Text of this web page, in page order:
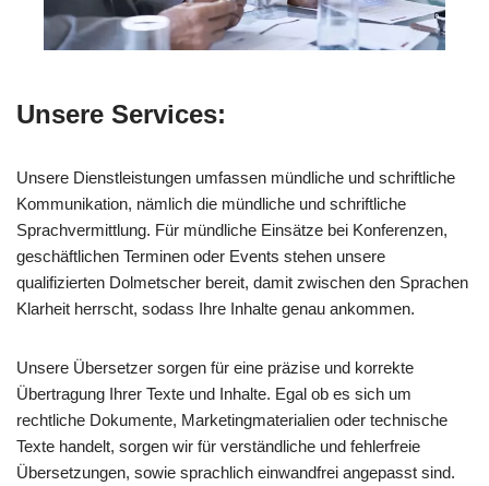
Unsere Services:
Unsere Dienstleistungen umfassen mündliche und schriftliche
Kommunikation, nämlich die mündliche und schriftliche
Sprachvermittlung. Für mündliche Einsätze bei Konferenzen,
geschäftlichen Terminen oder Events stehen unsere
qualifizierten Dolmetscher bereit, damit zwischen den Sprachen
Klarheit herrscht, sodass Ihre Inhalte genau ankommen.
Unsere Übersetzer sorgen für eine präzise und korrekte
Übertragung Ihrer Texte und Inhalte. Egal ob es sich um
rechtliche Dokumente, Marketingmaterialien oder technische
Texte handelt, sorgen wir für verständliche und fehlerfreie
Übersetzungen, sowie sprachlich einwandfrei angepasst sind.